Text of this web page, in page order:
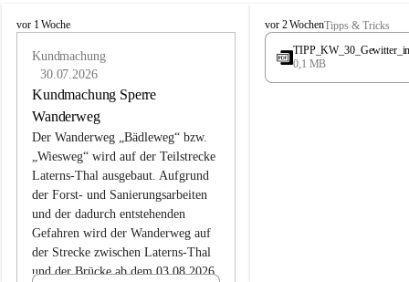
L
vor 1 Woche
Kundmachung
30.07.2026
Kundmachung Sperre
Wanderweg
Der Wanderweg „Bädleweg“ bzw.
„Wiesweg“ wird auf der Teilstrecke
Laterns-Thal ausgebaut. Aufgrund
der Forst- und Sanierungsarbeiten
und der dadurch entstehenden
Gefahren wird der Wanderweg auf
der Strecke zwischen Laterns-Thal
und der Brücke ab dem 03.08.2026
L
a
e
vor 2 WochenTipps & Tricks
0,1 MB